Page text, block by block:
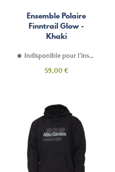
Ensemble Polaire
Finntrail Glow -
Khaki
Indisponible pour l'instant
Prix
59,00 €